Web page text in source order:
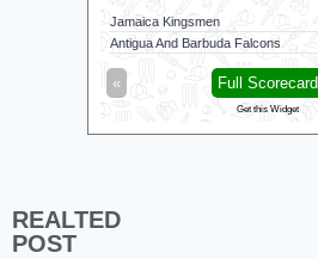
Jamaica Kingsmen
Antigua And Barbuda Falcons
« Full Scorecard
Get this Widget
REALTED
POST